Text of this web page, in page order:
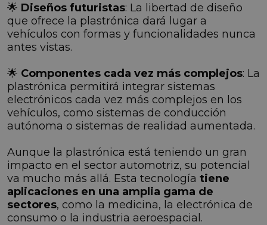
🌟 Diseños futuristas: La libertad de diseño
que ofrece la plastrónica dará lugar a
vehículos con formas y funcionalidades nunca
antes vistas.
🌟 Componentes cada vez más complejos: La
plastrónica permitirá integrar sistemas
electrónicos cada vez más complejos en los
vehículos, como sistemas de conducción
autónoma o sistemas de realidad aumentada.
Aunque la plastrónica está teniendo un gran
impacto en el sector automotriz, su potencial
va mucho más allá. Esta tecnología tiene
aplicaciones en una amplia gama de
sectores, como la medicina, la electrónica de
consumo o la industria aeroespacial.